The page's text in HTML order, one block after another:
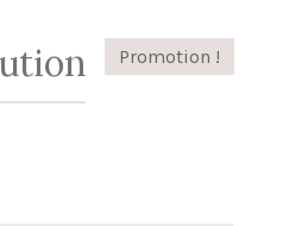
Promotion !